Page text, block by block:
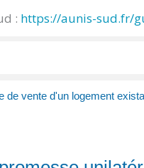
: https://aunis-sud.fr/
de vente d'un logement